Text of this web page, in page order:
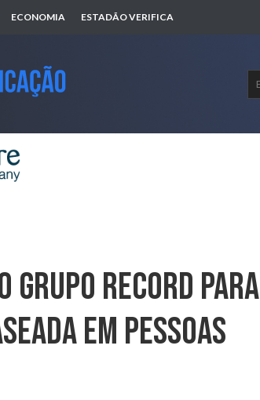
ECONOMIA ESTADÃO VERIFICA
Grupo Record Para
Em Pessoas